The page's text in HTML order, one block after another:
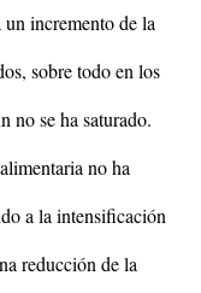
incremento de la
sobre todo en los
no se ha saturado.
no ha
a la intensificación
reducción de la